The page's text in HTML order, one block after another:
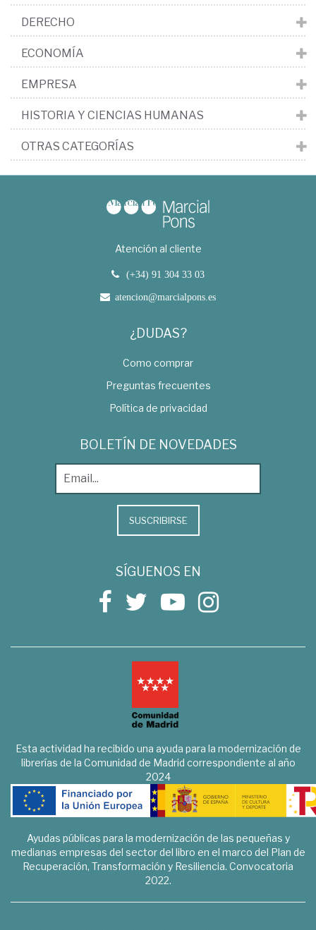
DERECHO
ECONOMÍA
EMPRESA
HISTORIA Y CIENCIAS HUMANAS
OTRAS CATEGORÍAS
Atención al cliente
(+34) 91 304 33 03
atencion@marcialpons.es
¿DUDAS?
Como comprar
Preguntas frecuentes
Política de privacidad
BOLETÍN DE NOVEDADES
SUSCRIBIRSE
SÍGUENOS EN
Esta actividad ha recibido una ayuda para la modernización de
librerías de la Comunidad de Madrid correspondiente al año
2024
Ayudas públicas para la modernización de las pequeñas y
medianas empresas del sector del libro en el marco del Plan de
Recuperación, Transformación y Resiliencia. Convocatoria
2022.